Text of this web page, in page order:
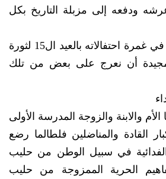
ودفعه إلى مزبلة التاريخ بكل
ولا باس هنا والشعب في غمرة احتفالاته بالعيد ال15 لثورة
المجيدة أن نعرج على بعض من تلك
الأم والابنة والزوجة المدرسة الأولى
القادة والمناضلين فلطالما رضع
في سبيل الوطن من حليب
الحرية الممزوجة من حليب